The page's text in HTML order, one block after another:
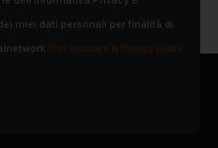
miei dati personali per finalità di
(Per visionare la Privacy Policy